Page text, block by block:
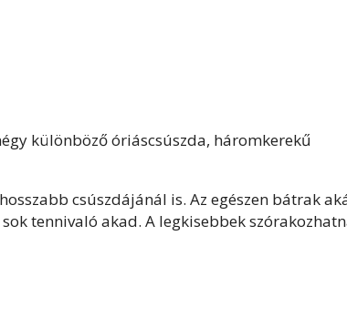
különböző óriáscsúszda, háromkerekű
csúszdájánál is. Az egészen bátrak
tennivaló akad. A legkisebbek